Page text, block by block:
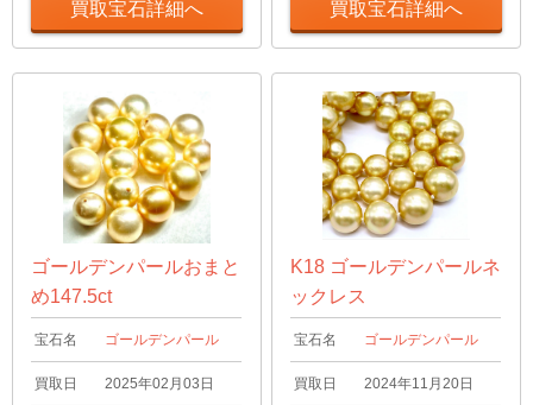
買取宝石詳細へ 買取宝石詳細へ
ゴールデンパールおまと
め147.5ct
宝石名 ゴールデンパール
買取日 2025年02月03日
K18 ゴールデンパールネ
ックレス
宝石名 ゴールデンパール
買取日 2024年11月20日